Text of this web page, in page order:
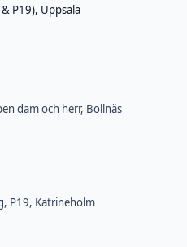
P19), Uppsala
dam och herr, Bollnäs
P19, Katrineholm